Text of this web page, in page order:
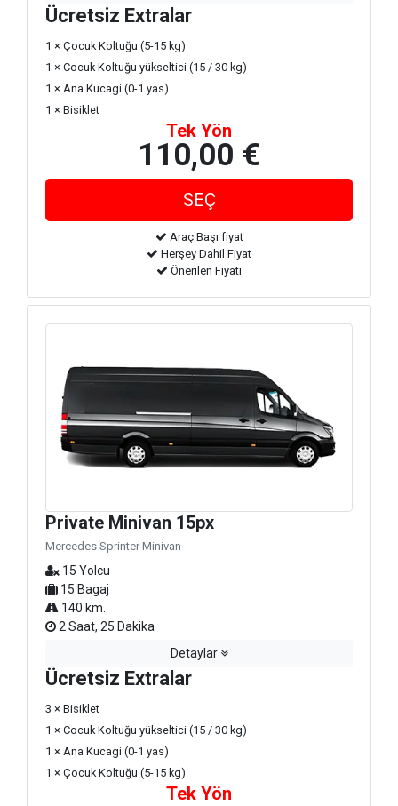
Ücretsiz Extralar
1 × Çocuk Koltuğu (5-15 kg)
1 × Cocuk Koltuğu yükseltici (15 / 30 kg)
1 × Ana Kucagi (0-1 yas)
1 × Bisiklet
Tek Yön
110,00 €
Araç Başı fiyat
Herşey Dahil Fiyat
Önerilen Fiyatı
Private Minivan 15px
Mercedes Sprinter Minivan
15 Yolcu
15 Bagaj
140 km.
2 Saat, 25 Dakika
Detaylar
Ücretsiz Extralar
3 × Bisiklet
1 × Cocuk Koltuğu yükseltici (15 / 30 kg)
1 × Ana Kucagi (0-1 yas)
1 × Çocuk Koltuğu (5-15 kg)
Tek Yön